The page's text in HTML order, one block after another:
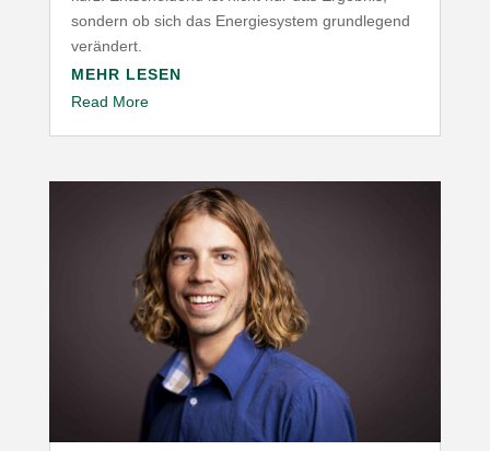
sondern ob sich das Ener­gie­system grund­legend
verändert.
MEHR LESEN
Read More